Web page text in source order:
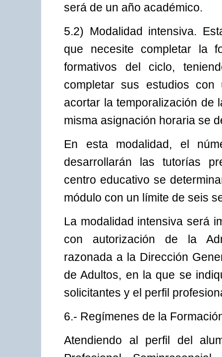
será de un año académico.
5.2) Modalidad intensiva.
que necesite completar la
formativos del ciclo,
completar sus estudios
acortar la temporalización de
misma asignación horaria se
En esta modalidad, el
desarrollarán las tutorías
centro educativo se
módulo con un límite de seis
La modalidad intensiva será
con autorización de la
razonada a la Dirección
de Adultos, en la que se
solicitantes y el perfil
6.- Regímenes de la
Atendiendo al perfil del